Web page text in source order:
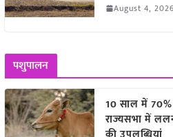
August 4, 2026
पशुपालन
10 साल में
राज्यसभा में